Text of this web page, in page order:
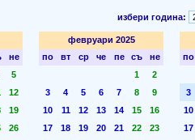
избери година:
не
5
12
19
26
февруари 2025
по
вт ср че пе съ
не
1
2
3
4 5 6 7 8
9
10
11 12 13 14 15
16
17
18 19 20 21 22
23
по
3
10
17